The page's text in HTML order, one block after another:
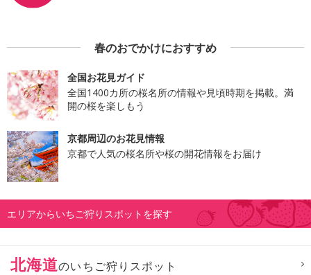
春のおでかけにおすすめ
全国お花見ガイド
全国1400カ所の桜名所の情報や見頃時期を掲載。満
開の桜を楽しもう
京都周辺のお花見情報
京都で人気の桜名所や桜の開花情報をお届け
エリアからいちご狩りスポットを探す
北海道のいちご狩りスポット